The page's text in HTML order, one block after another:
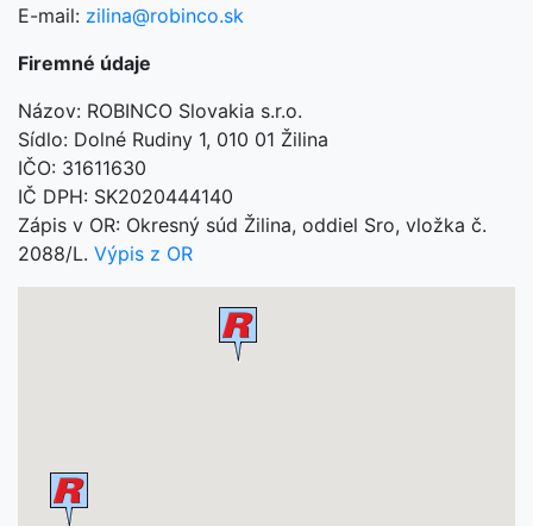
E-mail: zilina@robinco.sk
Firemné údaje
Názov: ROBINCO Slovakia s.r.o.
Sídlo: Dolné Rudiny 1, 010 01 Žilina
IČO: 31611630
IČ DPH: SK2020444140
Zápis v OR: Okresný súd Žilina, oddiel Sro, vložka č.
2088/L. Výpis z OR